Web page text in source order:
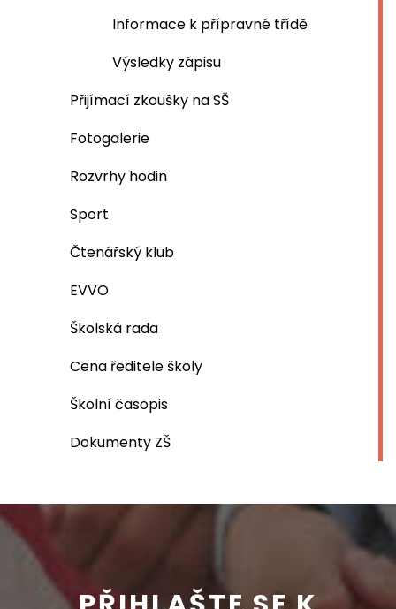
Informace k přípravné třídě
Výsledky zápisu
Přijímací zkoušky na SŠ
Fotogalerie
Rozvrhy hodin
Sport
Čtenářský klub
EVVO
Školská rada
Cena ředitele školy
Školní časopis
Dokumenty ZŠ